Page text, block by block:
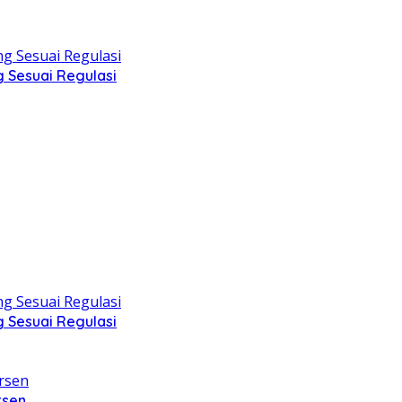
Sesuai Regulasi
Sesuai Regulasi